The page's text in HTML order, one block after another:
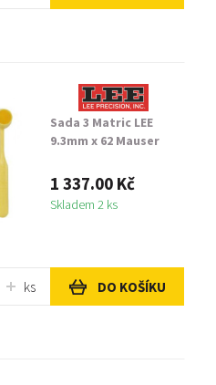
Sada 3 Matric LEE
9.3mm x 62 Mauser
1 337.00 Kč
Skladem 2 ks
ks DO KOŠÍKU